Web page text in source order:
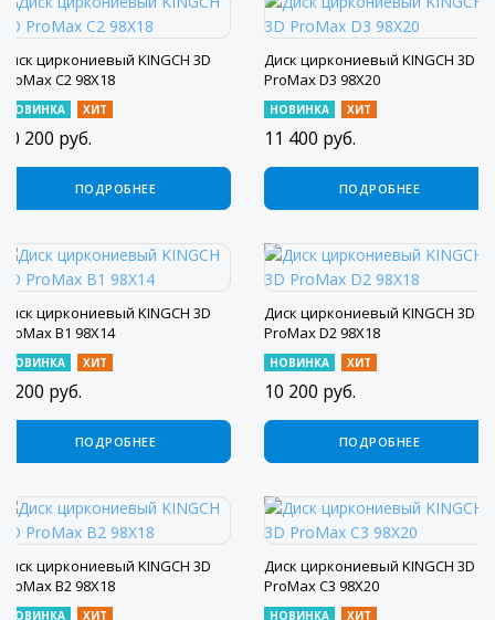
Диск циркониевый KINGCH 3D
ProMax C2 98X18
НОВИНКА ХИТ
10 200 руб.
ПОДРОБНЕЕ
Диск циркониевый KINGCH 3D
ProMax D3 98X20
НОВИНКА ХИТ
11 400 руб.
ПОДРОБНЕЕ
Диск циркониевый KINGCH 3D
ProMax B1 98X14
НОВИНКА ХИТ
8 200 руб.
ПОДРОБНЕЕ
Диск циркониевый KINGCH 3D
ProMax D2 98X18
НОВИНКА ХИТ
10 200 руб.
ПОДРОБНЕЕ
Диск циркониевый KINGCH 3D
ProMax B2 98X18
НОВИНКА ХИТ
Диск циркониевый KINGCH 3D
ProMax C3 98X20
НОВИНКА ХИТ